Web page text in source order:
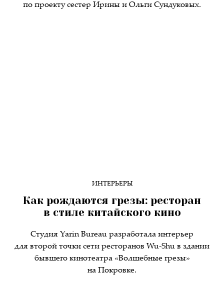
по проекту сестер Ирины и Ольги Сундуковых.
ИНТЕРЬЕРЫ
Как рождаются грезы: ресторан
в стиле китайского кино
Студия Yarin Bureau разработала интерьер
для второй точки сети ресторанов Wu-Shu в здании
бывшего кинотеатра «Волшебные грезы»
на Покровке.